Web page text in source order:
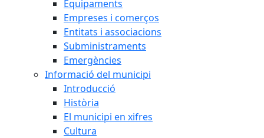
Equipaments
Empreses i comerços
Entitats i associacions
Subministraments
Emergències
Informació del municipi
Introducció
Història
El municipi en xifres
Cultura